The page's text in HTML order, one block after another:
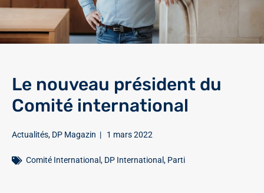
Le nouveau président du
Comité international
Actualités, DP Magazin | 1 mars 2022
Comité International , DP International , Parti